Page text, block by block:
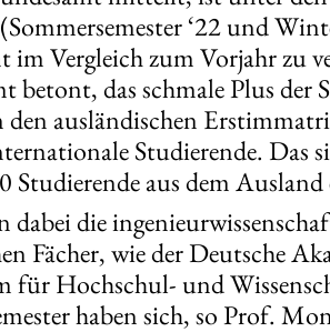
‘22 und
im Vergleich zum Vorjahr zu
betont, das schmale Plus
ausländischen
Studierende. Das
Studierende aus dem Ausland
dabei die
Fächer, wie der Deutsche
für Hochschul- und
haben sich, so Prof.